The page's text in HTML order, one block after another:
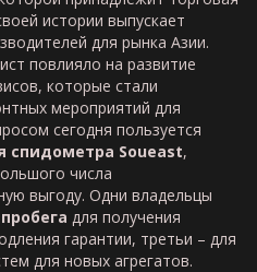
истории выпускает
для рынка Азии.
повлияло на развитие
которые стали
мероприятий для
сегодня пользуется
спидометра Soueast,
числа
выгоду. Одни владельцы
для получения
гарантии, третьи – для
для новых агрегатов.